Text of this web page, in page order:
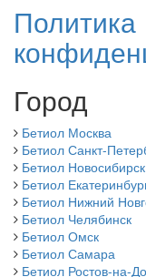
Политика
Город
Бетиол Москва
Бетиол Санкт-
Бетиол Новосибирск
Бетиол
Бетиол Нижний
Бетиол Челябинск
Бетиол Омск
Бетиол Самара
Бетиол Ростов-на-